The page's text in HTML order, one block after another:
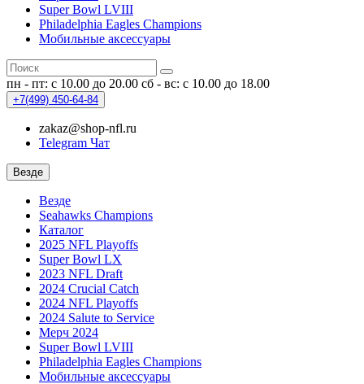
Super Bowl LVIII
Philadelphia Eagles Champions
Мобильные аксессуары
пн - пт: с 10.00 до 20.00 сб - вс: с 10.00 до 18.00
+7(499) 450-64-84
zakaz@shop-nfl.ru
Telegram Чат
Везде
Везде
Seahawks Champions
Каталог
2025 NFL Playoffs
Super Bowl LX
2023 NFL Draft
2024 Crucial Catch
2024 NFL Playoffs
2024 Salute to Service
Мерч 2024
Super Bowl LVIII
Philadelphia Eagles Champions
Мобильные аксессуары